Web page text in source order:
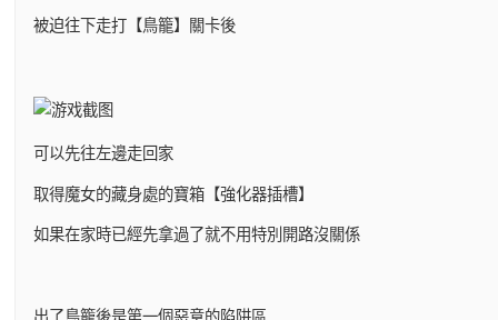
被迫往下走打【鳥籠】關卡後
可以先往左邊走回家
取得魔女的藏身處的寶箱【強化器插槽】
如果在家時已經先拿過了就不用特別開路沒關係
出了鳥籠後是第一個惡意的陷阱區